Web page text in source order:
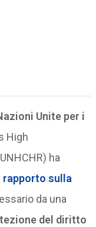
Unite per i
High
ha
rapporto sulla
da una
del diritto